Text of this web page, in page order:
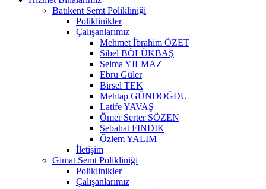
Batıkent Semt Polikliniği
Poliklinikler
Çalışanlarımız
Mehmet İbrahim ÖZET
Sibel BÖLÜKBAŞ
Selma YILMAZ
Ebru Güler
Birsel TEK
Mehtap GÜNDOĞDU
Latife YAVAŞ
Ömer Serter SÖZEN
Sebahat FINDIK
Özlem YALIM
İletişim
Gimat Semt Polikliniği
Poliklinikler
Çalışanlarımız